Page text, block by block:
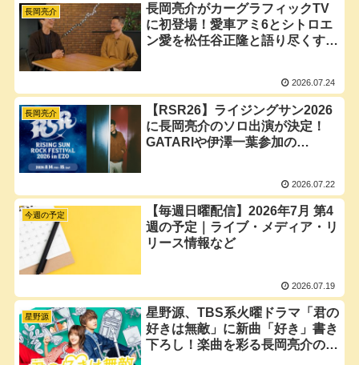
長岡亮介
長岡亮介がカーグラフィックTV
に初登場！愛車アミ6とシトロエ
ン愛を松任谷正隆と語り尽くす特
2026.07.24
長岡亮介
【RSR26】ライジングサン2026
に長岡亮介のソロ出演が決定！
GATARIや伊澤一葉参加の
2026.07.22
今週の予定
【毎週日曜配信】2026年7月 第4
週の予定｜ライブ・メディア・リ
リース情報など
2026.07.19
星野源
星野源、TBS系火曜ドラマ「君の
好きは無敵」に新曲「好き」書き
下ろし！楽曲を彩る長岡亮介の甘